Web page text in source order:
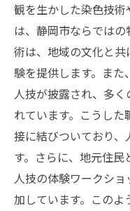
職人技が
職人技が
地域課題
職人技に
観を生かした染色技
は、静岡市ならでは
術は、地域の文化と
験を提供します。ま
人技が披露され、多
れています。こうし
接に結びついており
す。さらに、地元住
人技の体験ワークシ
加しています。この